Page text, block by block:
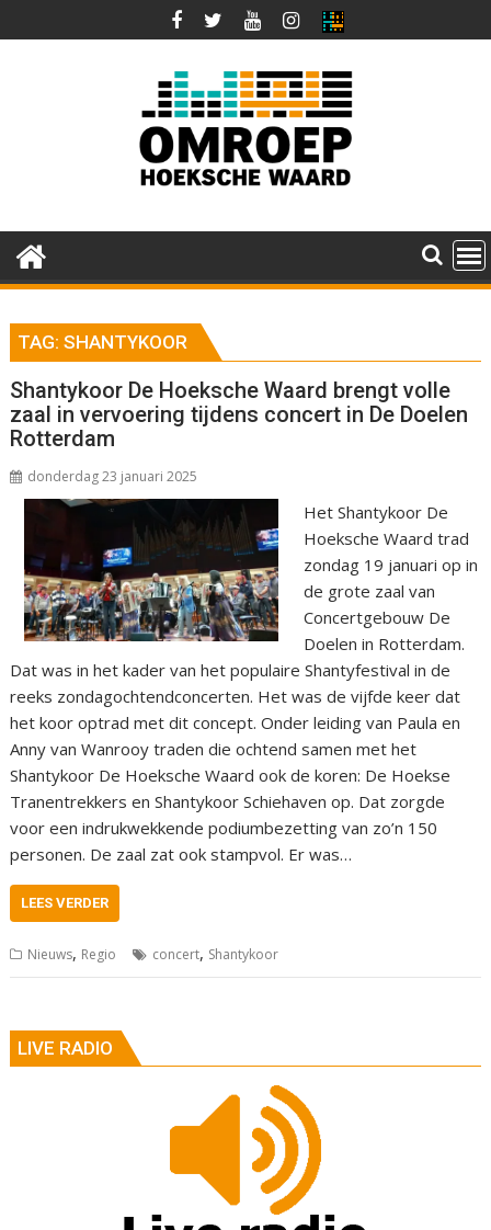
naar
TAG:SHANTYKOOR
Shantykoor De Hoeksche Waard brengt volle
zaal in vervoering tijdens concert in De Doelen
Rotterdam
donderdag 23 januari 2025
Het Shantykoor De
Hoeksche Waard trad
zondag 19 januari op in
de grote zaal van
Concertgebouw De
Doelen in Rotterdam.
Dat was in het kader van het populaire Shantyfestival in de
reeks zondagochtendconcerten. Het was de vijfde keer dat
het koor optrad met dit concept. Onder leiding van Paula en
Anny van Wanrooy traden die ochtend samen met het
Shantykoor De Hoeksche Waard ook de koren: De Hoekse
Tranentrekkers en Shantykoor Schiehaven op. Dat zorgde
voor een indrukwekkende podiumbezetting van zo’n 150
personen. De zaal zat ook stampvol. Er was…
LEES VERDER
Nieuws, Regio concert, Shantykoor
LIVE RADIO